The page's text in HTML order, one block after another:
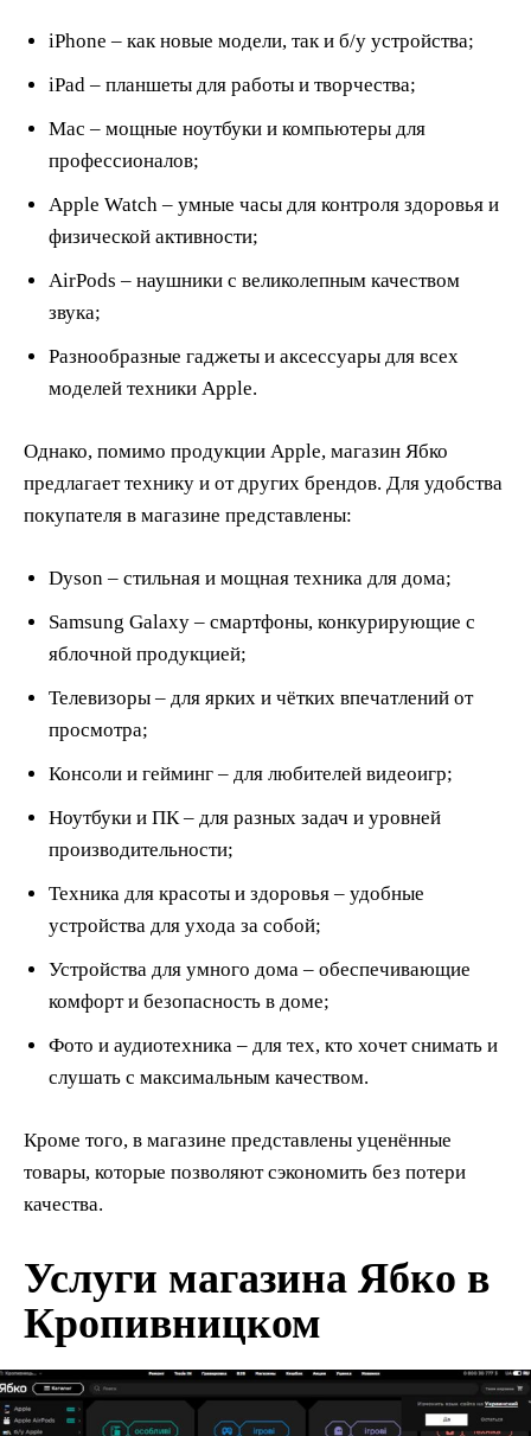
iPhone – как новые модели, так и б/у устройства;
iPad – планшеты для работы и творчества;
Mac – мощные ноутбуки и компьютеры для
профессионалов;
Apple Watch – умные часы для контроля здоровья и
физической активности;
AirPods – наушники с великолепным качеством
звука;
Разнообразные гаджеты и аксессуары для всех
моделей техники Apple.
Однако, помимо продукции Apple, магазин Ябко
предлагает технику и от других брендов. Для удобства
покупателя в магазине представлены:
Dyson – стильная и мощная техника для дома;
Samsung Galaxy – смартфоны, конкурирующие с
яблочной продукцией;
Телевизоры – для ярких и чётких впечатлений от
просмотра;
Консоли и гейминг – для любителей видеоигр;
Ноутбуки и ПК – для разных задач и уровней
производительности;
Техника для красоты и здоровья – удобные
устройства для ухода за собой;
Устройства для умного дома – обеспечивающие
комфорт и безопасность в доме;
Фото и аудиотехника – для тех, кто хочет снимать и
слушать с максимальным качеством.
Кроме того, в магазине представлены уценённые
товары, которые позволяют сэкономить без потери
качества.
Услуги магазина Ябко в
Кропивницком